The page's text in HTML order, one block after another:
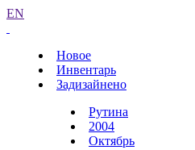
EN
Новое
Инвентарь
Задизайнено
Рутина
2004
Октябрь